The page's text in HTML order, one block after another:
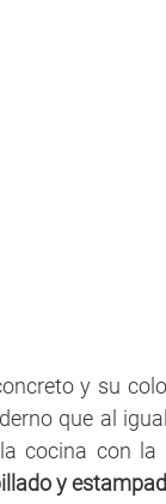
y su
que al
cocina con
y